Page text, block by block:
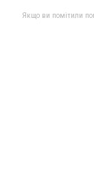
Якщо ви помітили